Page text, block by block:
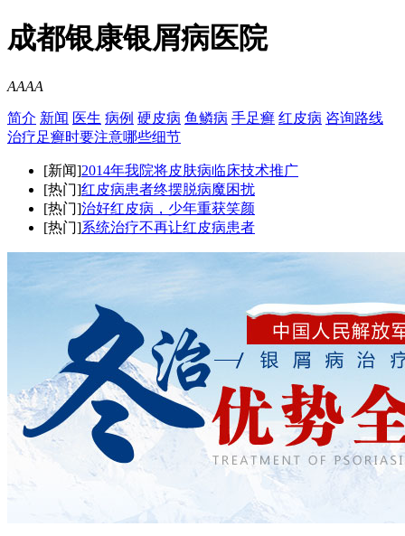
成都银康银屑病医院
AAAA
简介 新闻 医生 病例 硬皮病 鱼鳞病 手足癣 红皮病 咨询路线
治疗足癣时要注意哪些细节
[新闻]2014年我院将皮肤病临床技术推广
[热门]红皮病患者终摆脱病魔困扰
[热门]治好红皮病，少年重获笑颜
[热门]系统治疗不再让红皮病患者